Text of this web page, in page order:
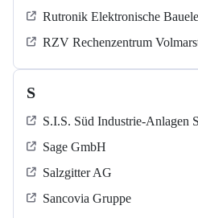
Rutronik Elektronische
RZV Rechenzentrum
S
S.I.S. Süd Industrie-Anlagen
Sage GmbH
Salzgitter AG
Sancovia Gruppe